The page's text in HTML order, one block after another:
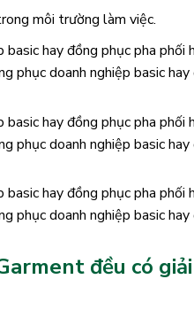
môi trường làm việc.
phục doanh nghiệp basic
phục doanh nghiệp basic
phục doanh nghiệp basic
đều có